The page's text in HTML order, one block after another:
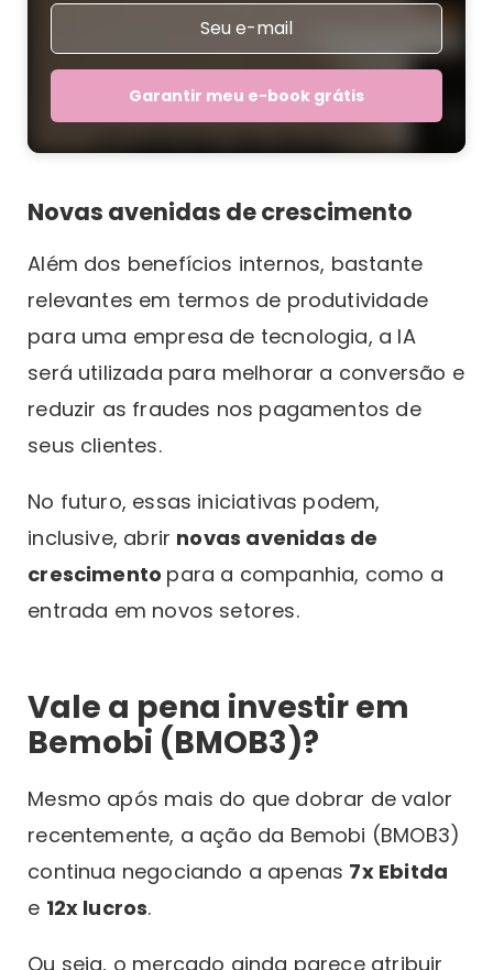
Garantir meu e-book grátis
Novas avenidas de crescimento
Além dos benefícios internos, bastante
relevantes em termos de produtividade
para uma empresa de tecnologia, a IA
será utilizada para melhorar a conversão e
reduzir as fraudes nos pagamentos de
seus clientes.
No futuro, essas iniciativas podem,
inclusive, abrir novas avenidas de
crescimento para a companhia, como a
entrada em novos setores.
Vale a pena investir em
Bemobi (BMOB3)?
Mesmo após mais do que dobrar de valor
recentemente, a ação da Bemobi (BMOB3)
continua negociando a apenas 7x Ebitda
e 12x lucros.
Ou seja, o mercado ainda parece atribuir